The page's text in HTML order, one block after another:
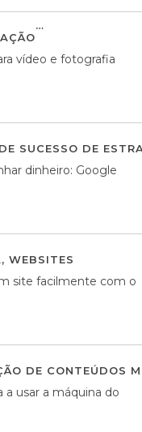
vídeo e fotografia
SUCESSO DE
dinheiro: Google
, WEBSITES
site facilmente com o
DE CONTEÚDOS
a usar a máquina do